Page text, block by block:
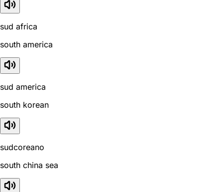
sud africa
south america
sud america
south korean
sudcoreano
south china sea